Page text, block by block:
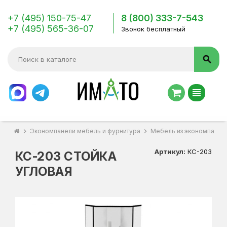
+7 (495) 150-75-47
+7 (495) 565-36-07
8 (800) 333-7-543
Звонок бесплатный
search
view_headline
chevron_right Экономпанели мебель и фурнитура chevron_right Мебель из
КС-203 СТОЙКА
УГЛОВАЯ
Артикул: КС-203